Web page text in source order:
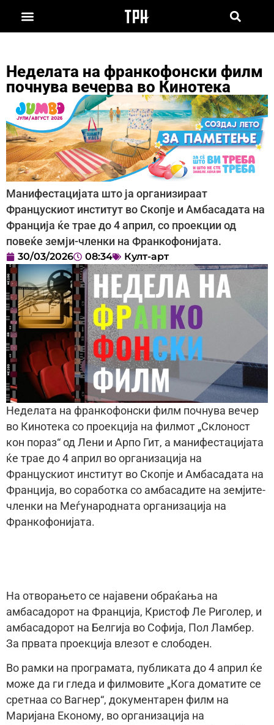
Неделата на франкофонски филм
почнува вечерва во Кинотека
Манифестацијата што ја организираат
Францускиот институт во Скопје и Амбасадата на
Франција ќе трае до 4 април, со проекции од
повеќе земји-членки на Франкофонијата.
30/03/2026 08:34 Култ-арт
Неделата на франкофонски филм почнува вечер
во Кинотека со проекција на филмот „Склоност
кон пораз“ од Лени и Арпо Гит, а манифестацијата
ќе трае до 4 април во организација на
Францускиот институт во Скопје и Амбасадата на
Франција, во соработка со амбасадите на земјите-
членки на Меѓународната организација на
Франкофонијата.
На отворањето се најавени обраќања на
амбасадорот на Франција, Кристоф Ле Риголер, и
амбасадорот на Белгија во Софија, Пол Ламбер.
За првата проекција влезот е слободен.
Во рамки на програмата, публиката до 4 април ќе
може да ги гледа и филмовите „Кога доматите се
сретнаа со Вагнер“, документарен филм на
Маријана Економу, во организација на